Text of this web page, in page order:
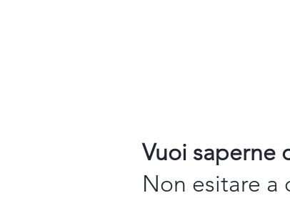
Vuoi saperne
Non esitare a